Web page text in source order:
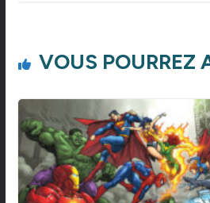
VOUS POURREZ